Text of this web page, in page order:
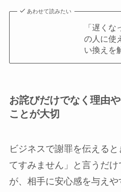
あわせて読みたい
「遅く
の人に使
い換えを
お詫びだけでなく理由
ことが大切
ビジネスで謝罪を伝える
てすみません」と言うだ
が、相手に安心感を与え